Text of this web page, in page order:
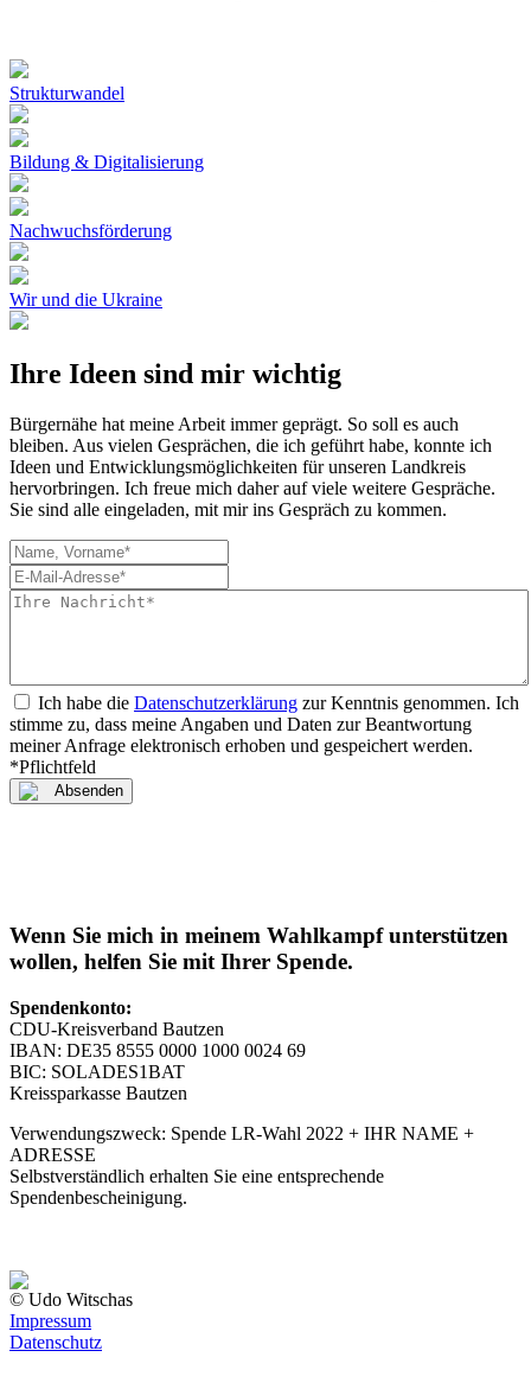
Strukturwandel
Bildung & Digitalisierung
Nachwuchsförderung
Wir und die Ukraine
Ihre Ideen sind mir wichtig
Bürgernähe hat meine Arbeit immer geprägt. So soll es auch
bleiben. Aus vielen Gesprächen, die ich geführt habe, konnte ich
Ideen und Entwicklungsmöglichkeiten für unseren Landkreis
hervorbringen. Ich freue mich daher auf viele weitere Gespräche.
Sie sind alle eingeladen, mit mir ins Gespräch zu kommen.
Ich habe die Datenschutzerklärung zur Kenntnis genommen. Ich
stimme zu, dass meine Angaben und Daten zur Beantwortung
meiner Anfrage elektronisch erhoben und gespeichert werden.
*Pflichtfeld
Absenden
Wenn Sie mich in meinem Wahlkampf unterstützen
wollen, helfen Sie mit Ihrer Spende.
Spendenkonto:
CDU-Kreisverband Bautzen
IBAN: DE35 8555 0000 1000 0024 69
BIC: SOLADES1BAT
Kreissparkasse Bautzen
Verwendungszweck: Spende LR-Wahl 2022 + IHR NAME +
ADRESSE
Selbstverständlich erhalten Sie eine entsprechende
Spendenbescheinigung.
© Udo Witschas
Impressum
Datenschutz